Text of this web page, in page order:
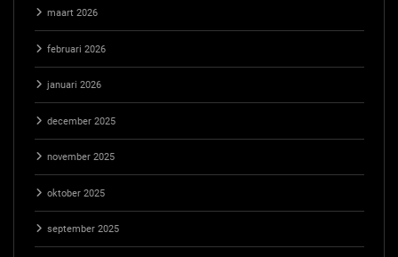
maart 2026
februari 2026
januari 2026
december 2025
november 2025
oktober 2025
september 2025